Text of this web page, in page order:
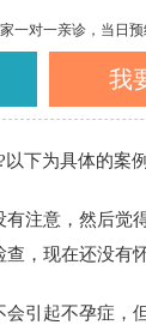
一对一亲诊，当日预
我
下为具体的案例
意，然后觉
，现在还没有
引起不孕症，